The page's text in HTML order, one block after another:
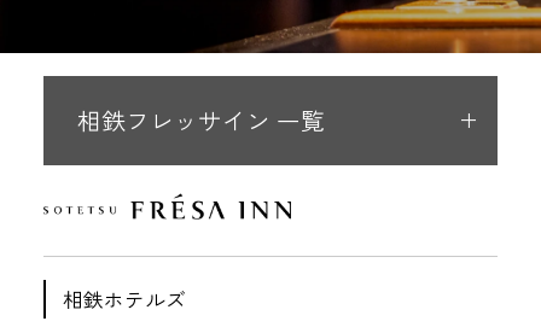
相鉄フレッサイン 一覧
相鉄ホテルズ